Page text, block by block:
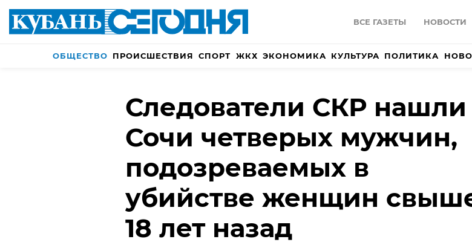
ВСЕ ГАЗЕТЫ НОВОСТИ
ОБЩЕСТВО ПРОИСШЕСТВИЯ СПОРТ ЖКХ ЭКОНОМИКА КУЛЬТУРА ПОЛИТИКА
Следователи СКР нашли
Сочи четверых мужчин,
подозреваемых в
убийстве женщин
18 лет назад